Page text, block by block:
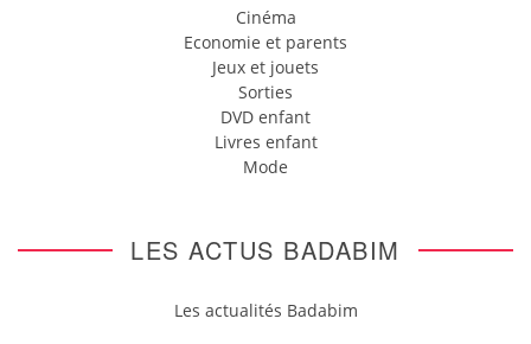
Cinéma
Economie et parents
Jeux et jouets
Sorties
DVD enfant
Livres enfant
Mode
LES ACTUS BADABIM
Les actualités Badabim